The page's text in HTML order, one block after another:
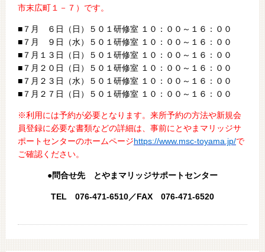
市末広町１－７）です。
■７月 ６日（日）５０１研修室 １０：００～１６：００
■７月 ９日（水）５０１研修室 １０：００～１６：００
■７月１３日（日）５０１研修室 １０：００～１６：００
■７月２０日（日）５０１研修室 １０：００～１６：００
■７月２３日（水）５０１研修室 １０：００～１６：００
■７月２７日（日）５０１研修室 １０：００～１６：００
※利用には予約が必要となります。来所予約の方法や新規会
員登録に必要な書類などの詳細は、事前にとやまマリッジサ
ポートセンターのホームページhttps://www.msc-toyama.jp/で
ご確認ください。
●問合せ先 とやまマリッジサポートセンター
TEL 076-471-6510／FAX 076-471-6520